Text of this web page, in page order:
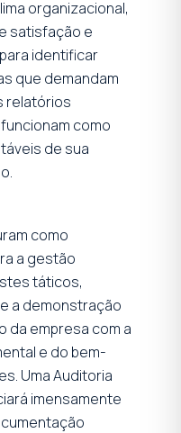
organizacional,
satisfação e
identificar
que demandam
relatórios
como
de sua
como
a gestão
táticos,
a demonstração
da empresa com a
e do bem-
Uma Auditoria
imensamente